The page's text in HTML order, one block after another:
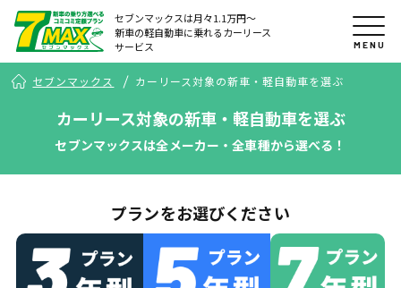
セブンマックスは月々1.1万円〜
新車の軽自動車に乗れるカーリース
サービス
MENU
セブンマックス カーリース対象の新車・軽自動車を選ぶ
カーリース対象の新車・軽自動車を選ぶ
セブンマックスは全メーカー・全車種から選べる！
プランをお選びください